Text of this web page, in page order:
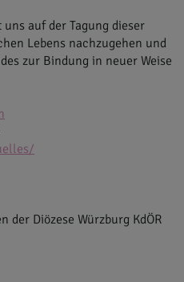
auf der Tagung dieser
Lebens nachzugehen und
zur Bindung in neuer Weise
der Diözese Würzburg KdÖR